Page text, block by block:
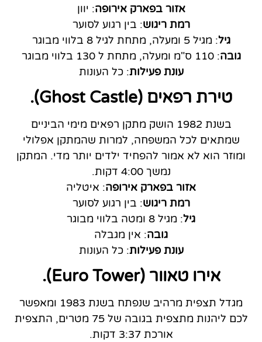
אזור בפארק אירופה: יוון
רמת ריגוש: בין רגוע לסוער
גיל: מגיל 5 ומעלה, מתחת לגיל 8 בלווי מבוגר
גובה: 110 ס"מ ומעלה, מתחת ל 130 בלווי מבוגר
עונת פעילות: כל העונות
טירת רפאים (Ghost Castle).
בשנת 1982 הושק מתקן רפאים מימי הביניים
שמתאים לכל המשפחה, למרות שהמתקן אפלולי
ומוזר הוא לא אמור להפחיד ילדים יותר מדי. המתקן
נמשך 4:00 דקות.
אזור בפארק אירופה: איטליה
רמת ריגוש: בין רגוע לסוער
גיל: מגיל 8 ומטה בלווי מבוגר
גובה: אין מגבלה
עונת פעילות: כל העונות
אירו טאוור (Euro Tower).
מגדל תצפית מרהיב שנפתח בשנת 1983 ומאפשר
לכם ליהנות מתצפית בגובה של 75 מטרים, התצפית
אורכת 3:37 דקות.